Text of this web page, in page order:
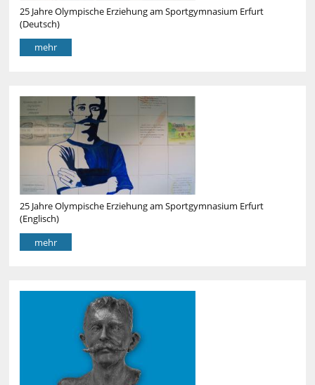
25 Jahre Olympische Erziehung am Sportgymnasium Erfurt
(Deutsch)
mehr
25 Jahre Olympische Erziehung am Sportgymnasium Erfurt
(Englisch)
mehr